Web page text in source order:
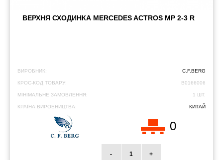
ВЕРХНЯ СХОДИНКА MERCEDES ACTROS MP 2-3 R
ВИРОБНИК: C.F.BERG
КРОС-КОД ТОВАРУ: B0166006
МІНІМАЛЬНЕ ЗАМОВЛЕННЯ: 1 ШТ.
КРАЇНА ВИРОБНИЦТВА: КИТАЙ
0
- +